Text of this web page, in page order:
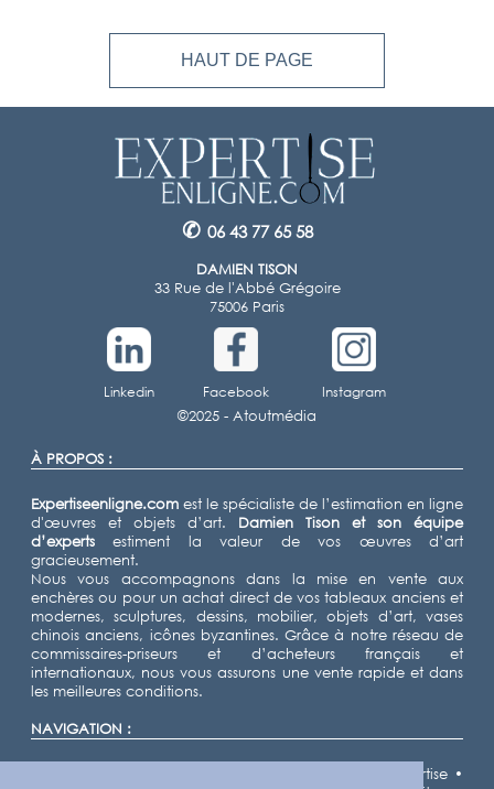
HAUT DE PAGE
✆ 06 43 77 65 58
DAMIEN TISON
33 Rue de l'Abbé Grégoire
75006 Paris
Linkedin Facebook
Instagram
©2025 - Atoutmédia
À PROPOS :
Expertiseenligne.com est le spécialiste de l’estimation en ligne
d'œuvres et objets d’art. Damien Tison
et son équipe
d’experts estiment la valeur de vos œuvres d’art
gracieusement.
Nous vous accompagnons dans la mise en vente aux
enchères ou pour un achat direct de vos tableaux anciens et
modernes, sculptures, dessins, mobilier, objets d’art, vases
chinois anciens, icônes byzantines. Grâce à notre réseau de
commissaires-priseurs et d’acheteurs français et
internationaux, nous vous assurons une vente rapide et dans
les meilleures conditions.
NAVIGATION :
Nos domaines d'expertise •